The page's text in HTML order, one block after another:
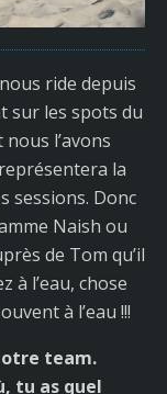
ride depuis
sur les spots du
l’avons
la
sessions. Donc
Naish ou
de Tom qu’il
à l’eau, chose
à l’eau !!!
team.
tu as quel